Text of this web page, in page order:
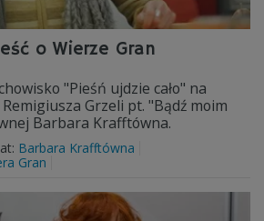
o Wierze Gran
"Pieśń ujdzie cało" na
Grzeli pt. "Bądź moim
Barbara Krafftówna.
Barbara Krafftówna
Gran